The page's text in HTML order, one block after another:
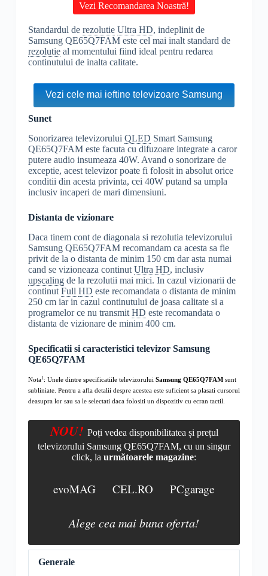
Vezi Recomandarea Noastră!
Standardul de rezolutie Ultra HD, indeplinit de
Samsung QE65Q7FAM este cel mai inalt standard de
rezolutieal momentului fiind ideal pentru redarea
continutului de inalta calitate.
Vezi cele mai ieftine televizoare Samsung
Sunet
Sonorizarea televizorului QLED Smart Samsung
QE65Q7FAM este facuta cu difuzoare integrate a caror
putere audio insumeaza 40W. Avand o sonorizare de
exceptie, acest televizor poate fi folosit in absolut orice
conditii din acesta privinta, cei 40W putand sa umpla
inclusiv incaperi de mari dimensiuni.
Distanta de vizionare
Daca tinem cont de diagonala si rezolutia televizorului
Samsung QE65Q7FAM recomandam ca acesta sa fie
privit de la o distanta de minim 150 cm dar asta numai
cand se vizioneaza continut Ultra HD, inclusiv
upscalingde la rezolutii mai mici. In cazul vizionarii de
continut Full HD este recomandata o distanta de minim
250 cm iar in cazul continutului de joasa calitate si a
programelor ce nu transmit HD este recomandata o
distanta de vizionare de minim 400 cm.
Specificatii si caracteristici televizor Samsung
QE65Q7FAM
Nota1: Unele dintre specificatiile televizorului Samsung QE65Q7FAMsunt
subliniate. Pentru a afla detalii despre acestea este suficient sa plasati cursorul
deasupra lor sau sa le selectati daca folositi un dispozitiv cu ecran tactil.
NOU! Poți vedea disponibilitatea și prețul
televizorului Samsung QE65Q7FAM, cu un singur
click, la următoarele magazine:
evoMAG CEL.RO PCgarage
Alege cea mai buna oferta!
Generale